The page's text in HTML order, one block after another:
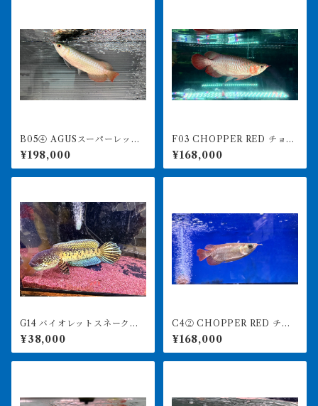
B05④ AGUSスーパーレッド
F4 18㎝前後 PT.ARWANA
LESTARI アジアアロワナ 紅
龍 260-005137
¥198,000
F03 CHOPPER RED チョッ
パーレッド 25㎝前後 BILLY
-KENオリジナル アジアアロ
ワナ 紅龍ショート 250-00
¥168,000
G14 バイオレットスネークヘ
ッド 28㎝前後 ハイフィ
ン ビッグテール
¥38,000
C4② CHOPPER RED チョ
ッパーレッド 12㎝前後 BILL
Y-KENオリジナル アジアア
ロワナ 紅龍ショート 260-
¥168,000